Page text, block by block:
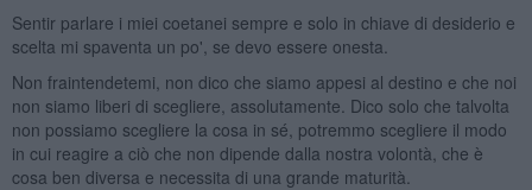
Sentir parlare i miei coetanei sempre e solo in chiave di desiderio e
scelta mi spaventa un po', se devo essere onesta.
Non fraintendetemi, non dico che siamo appesi al destino e che noi
non siamo liberi di scegliere, assolutamente. Dico solo che talvolta
non possiamo scegliere la cosa in sé, potremmo scegliere il modo
in cui reagire a ciò che non dipende dalla nostra volontà, che è
cosa ben diversa e necessita di una grande maturità.